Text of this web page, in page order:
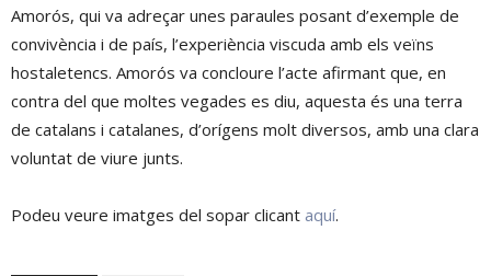
Amorós, qui va adreçar unes paraules posant d’exemple de
convivència i de país, l’experiència viscuda amb els veïns
hostaletencs. Amorós va concloure l’acte afirmant que, en
contra del que moltes vegades es diu, aquesta és una terra
de catalans i catalanes, d’orígens molt diversos, amb una clara
voluntat de viure junts.
Podeu veure imatges del sopar clicant aquí.